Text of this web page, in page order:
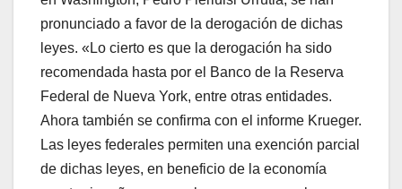
pronunciado a favor de la derogación de dichas
leyes. «Lo cierto es que la derogación ha sido
recomendada hasta por el Banco de la Reserva
Federal de Nueva York, entre otras entidades.
Ahora también se confirma con el informe Krueger.
Las leyes federales permiten una exención parcial
de dichas leyes, en beneficio de la economía